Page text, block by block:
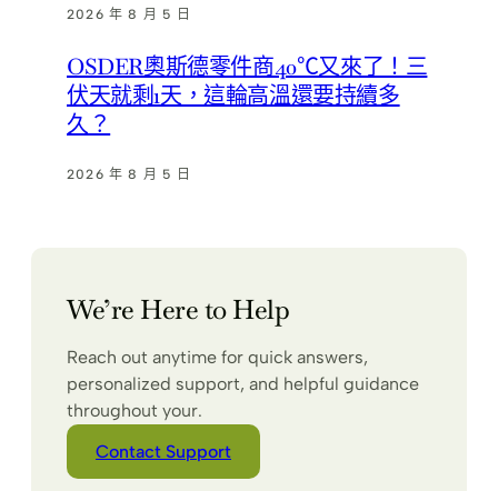
2026 年 8 月 5 日
OSDER奧斯德零件商40℃又來了！三
伏天就剩1天，這輪高溫還要持續多
久？
2026 年 8 月 5 日
We’re Here to Help
Reach out anytime for quick answers,
personalized support, and helpful guidance
throughout your.
Contact Support